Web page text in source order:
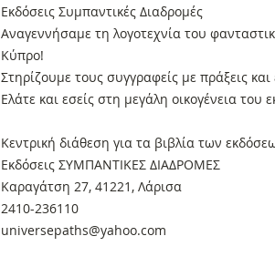
Εκδόσεις Συμπαντικές Διαδρομές
Αναγεννήσαμε τη λογοτεχνία του
Κύπρο!
Στηρίζουμε τους συγγραφείς με πράξεις και
Ελάτε και εσείς στη μεγάλη οικογένεια του
Κεντρική διάθεση για τα βιβλία των
Εκδόσεις ΣΥΜΠΑΝΤΙΚΕΣ ΔΙΑΔΡΟΜΕΣ
Καραγάτση 27, 41221, Λάρισα
2410-236110
universepaths@yahoo.com